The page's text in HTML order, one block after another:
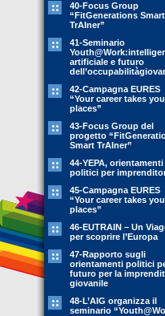
40-Focus Group
“FitGenerations Smart
TrAIner”
41-Seminario
artificiale e futuro
42-Campagna EURES
“Your career takes you
places”
43-Focus Group del
progetto
Smart TrAIner”
44-YEPA, orientamenti
politici per
45-Campagna EURES
“Your career takes you
places”
46-EUTRAIN – Un
per scoprire l’Europa
47-Rapporto sugli
orientamenti politici
futuro per la
giovanile
48-L’AIG organizza il
seminario